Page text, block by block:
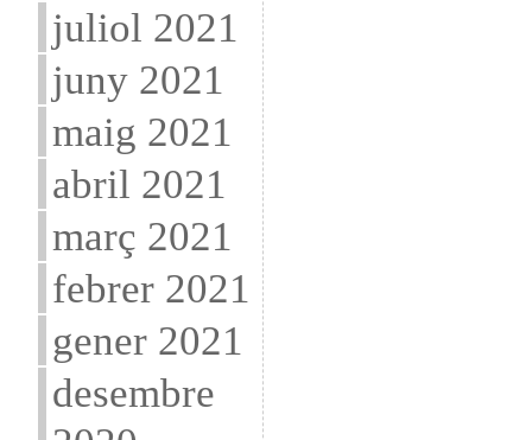
juliol 2021
juny 2021
maig 2021
abril 2021
març 2021
febrer 2021
gener 2021
desembre